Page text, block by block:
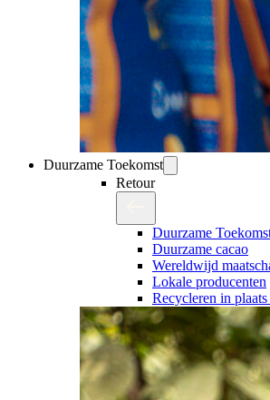
Duurzame Toekomst
Retour
Duurzame
Duurzame cacao
Wereldwijd
Lokale producenten
Recycleren in